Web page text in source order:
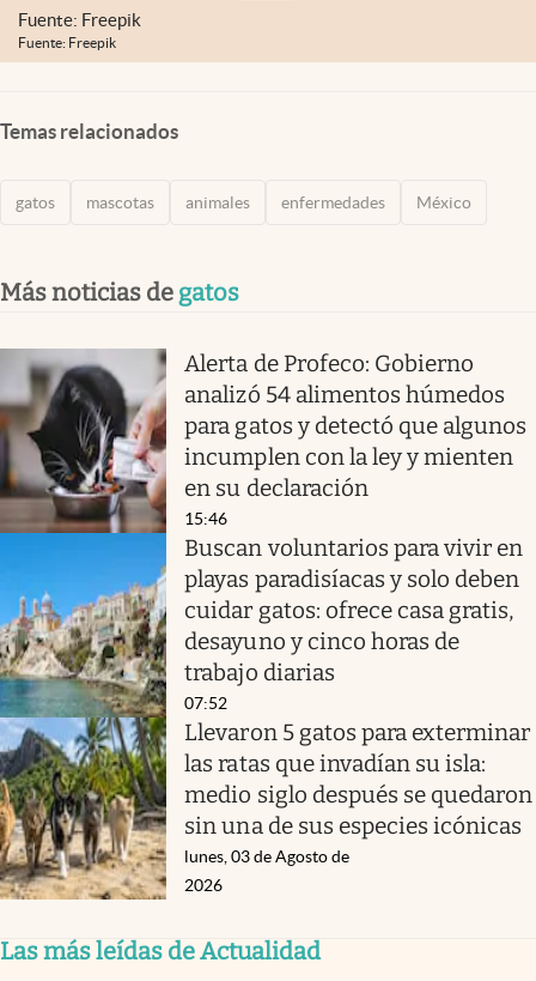
Fuente: Freepik
Fuente: Freepik
Temas relacionados
gatos mascotas animales enfermedades México
Más noticias de gatos
Alerta de Profeco: Gobierno
analizó 54 alimentos húmedos
para gatos y detectó que algunos
incumplen con la ley y mienten
en su declaración
15:46
Buscan voluntarios para vivir en
playas paradisíacas y solo deben
cuidar gatos: ofrece casa gratis,
desayuno y cinco horas de
trabajo diarias
07:52
Llevaron 5 gatos para exterminar
las ratas que invadían su isla:
medio siglo después se quedaron
sin una de sus especies icónicas
lunes, 03 de Agosto de
2026
Las más leídas de Actualidad